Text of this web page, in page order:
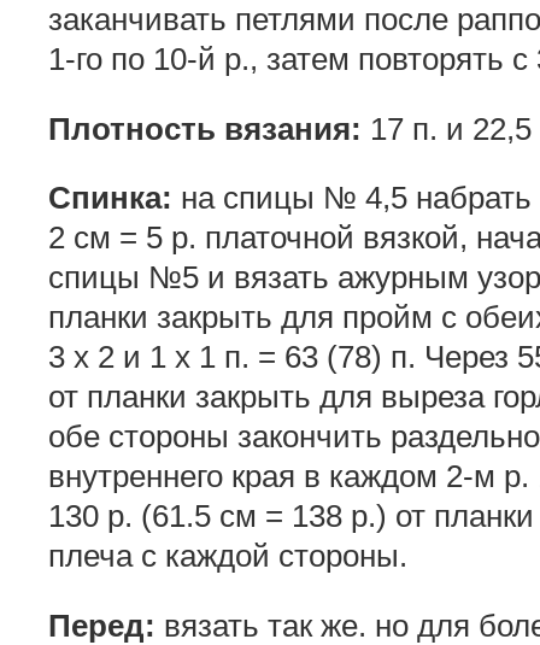
заканчивать петлями после
1-го по 10-й р., затем повторять
Плотность вязания: 17 п. и
Спинка: на спицы № 4,5 набрать
2 см = 5 р. платочной вязкой,
спицы №5 и вязать ажурным
планки закрыть для пройм с
3 х 2 и 1 х 1 п. = 63 (78) п. Через
от планки закрыть для выреза
обе стороны закончить
внутреннего края в каждом 2-м
130 р. (61.5 см = 138 р.) от
плеча с каждой стороны.
Перед: вязать так же. но для